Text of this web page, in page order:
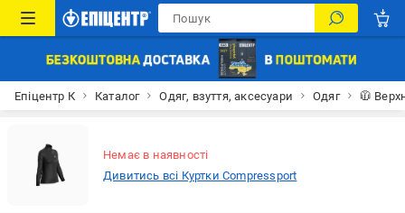
Епіцентр К Каталог Одяг, взуття, аксесуари Одяг 🧥
Немає в наявності
Дивитись всі Куртки Compressport